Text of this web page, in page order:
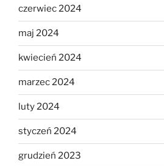
czerwiec 2024
maj 2024
kwiecień 2024
marzec 2024
luty 2024
styczeń 2024
grudzień 2023